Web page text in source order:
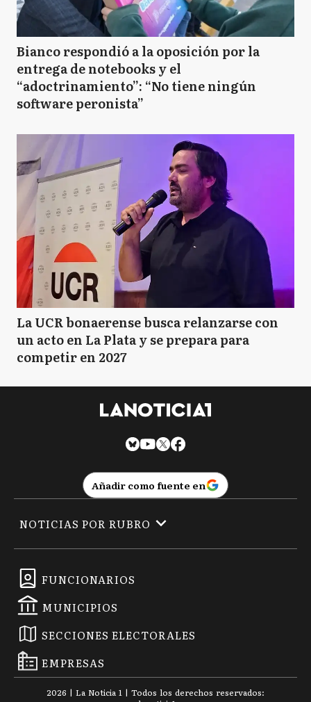
Bianco respondió a la oposición por la
entrega de notebooks y el
“adoctrinamiento”: “No tiene ningún
software peronista”
La UCR bonaerense busca relanzarse con
un acto en La Plata y se prepara para
competir en 2027
Añadir como fuente en
FUNCIONARIOS
MUNICIPIOS
SECCIONES ELECTORALES
EMPRESAS
NOTICIAS POR RUBRO
2026 | La Noticia 1 | Todos los derechos reservados: